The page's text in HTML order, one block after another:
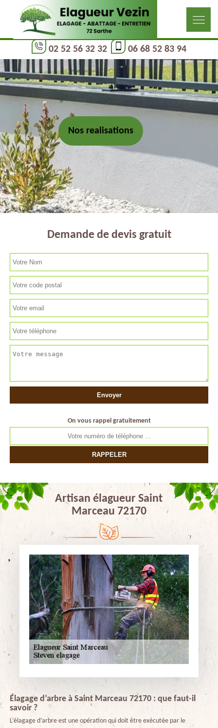
02 52 56 32 32 06 68 52 83 94
Nos realisations
Demande de devis gratuit
On vous rappel gratuitement
Artisan élagueur Saint
Marceau 72170
Élagage d’arbre à Saint Marceau 72170 : que faut-il
savoir ?
L’élagage d’arbre est une opération qui doit être exécutée par le